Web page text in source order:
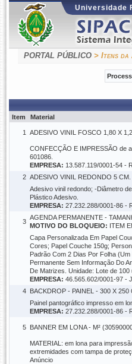
Universidade
PORTAL PÚBLICO > Itens da
Item Material
1 ADESIVO VINIL FOSCO 1,80 X
CONFECÇÃO E IMPRESSÃO de
601086.
EMPRESA: 13.587.119/0001-54 -
2 ADESIVO VINIL REDONDO 5
Adesivo vinil redondo; -Diâmetro
Plástico Adesivo.
EMPRESA: 27.232.288/0001-86 -
3
AGENDA PERMANENTE -
MOTIVO DO BLOQUEIO: ITEM
Capa Personalizada Em Papel
Cores; Papel Couche 150g;
Padrão Com 2 Dias Por Folha
Permanente Sem Informação Do
De Matrizes. Unidade: Lote de 100
EMPRESA: 46.565.602/0001-97 -
4 BACKDROP - PAINEL - 300 X 250
Painel pantográfico impresso em
EMPRESA: 27.232.288/0001-86 -
5 BANNER EM LONA - M²
MATERIAL: em lona para
extremidades com tampa de
Anúncio